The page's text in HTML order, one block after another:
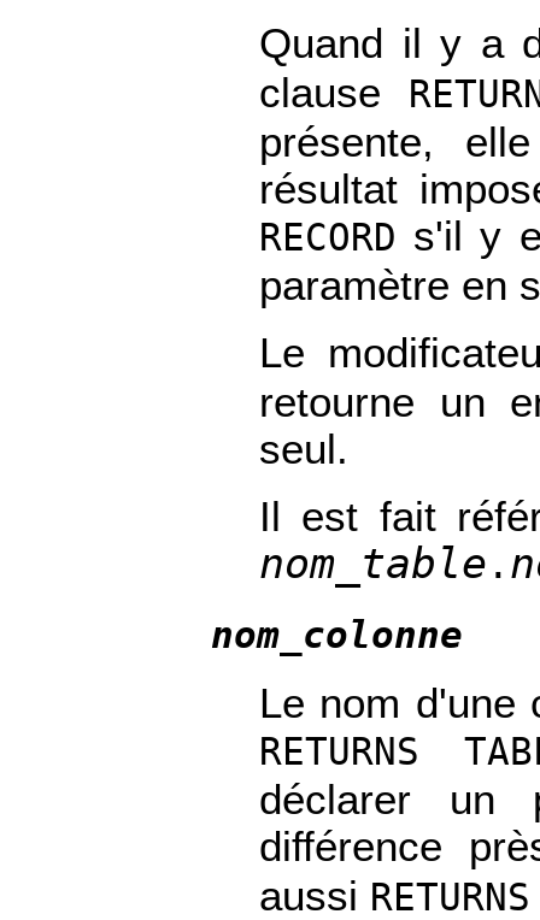
Quand il y a
clause
présente,
résultat
RECORD s'il y
paramètre en
Le
retourne un
seul.
Il est fait
nom_table .
nom_colonne
Le nom d'une
RETURNS
déclarer un
différence
aussi